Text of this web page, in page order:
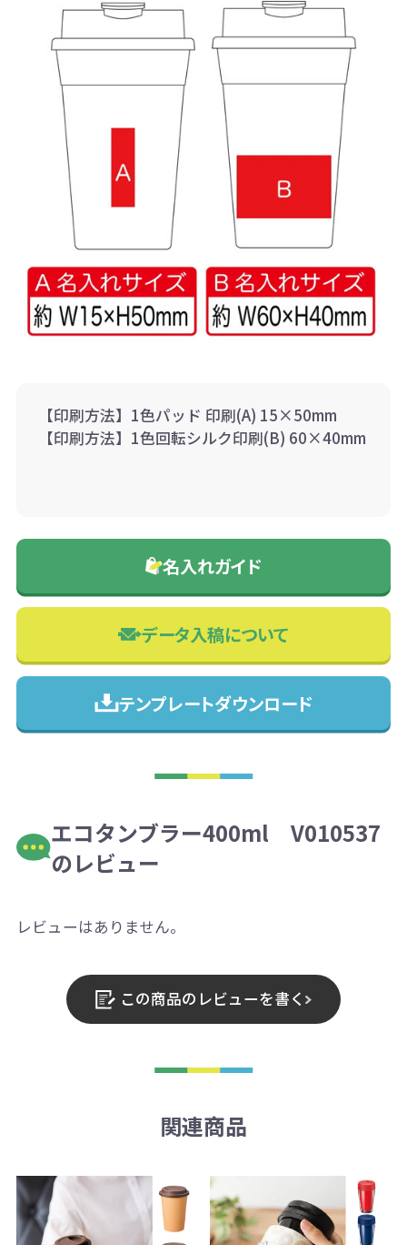
【印刷方法】1色パッド 印刷(A) 15×50mm
【印刷方法】1色回転シルク印刷(B) 60×40mm
名入れガイド
データ入稿について
テンプレートダウンロード
エコタンブラー400ml V010537
のレビュー
レビューはありません。
この商品のレビューを書く
関連商品